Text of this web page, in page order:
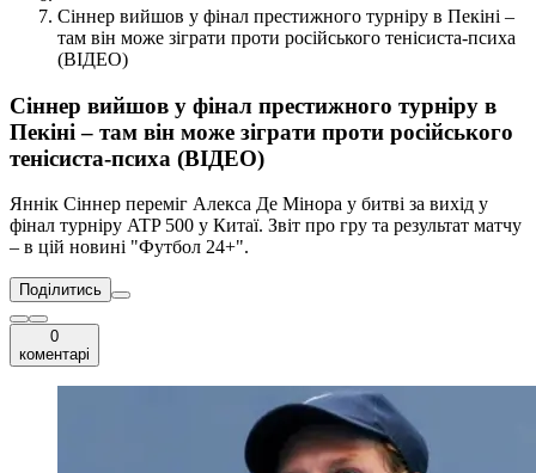
Сіннер вийшов у фінал престижного турніру в Пекіні –
там він може зіграти проти російського тенісиста-психа
(ВІДЕО)
Сіннер вийшов у фінал престижного турніру в
Пекіні – там він може зіграти проти російського
тенісиста-психа (ВІДЕО)
Яннік Сіннер переміг Алекса Де Мінора у битві за вихід у
фінал турніру ATP 500 у Китаї. Звіт про гру та результат матчу
– в цій новині "Футбол 24+".
Поділитись
0
коментарі